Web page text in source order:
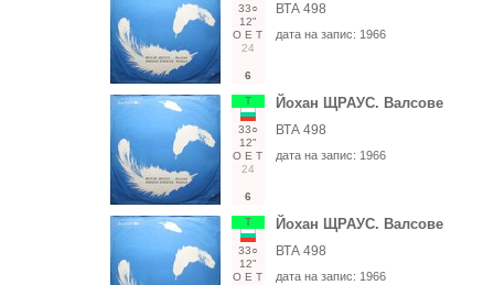
33○
12"
О Е Т
24
6
ВТА 498
дата на запис: 1966
Т
33○
12"
О Е Т
24
6
Йохан ЩРАУС. Валсове
ВТА 498
дата на запис: 1966
Т
33○
12"
О Е Т
Йохан ЩРАУС. Валсове
ВТА 498
дата на запис: 1966